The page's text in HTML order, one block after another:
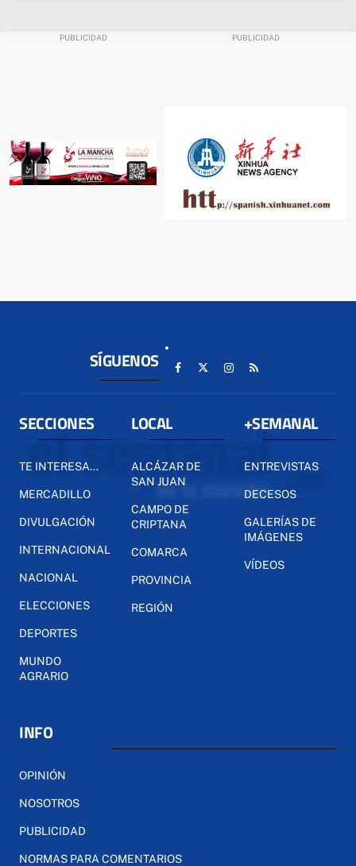
SÍGUENOS
SECCIONES
TE INTERESA...
MERCADILLO
DIVULGACIÓN
INTERNACIONAL
NACIONAL
ELECCIONES
DEPORTES
MUNDO
AGRARIO
LOCAL
ALCÁZAR DE
SAN JUAN
CAMPO DE
CRIPTANA
COMARCA
PROVINCIA
REGIÓN
+SEMANAL
ENTREVISTAS
DECESOS
GALERÍAS DE
IMÁGENES
VÍDEOS
INFO
OPINIÓN
NOSOTROS
PUBLICIDAD
NORMAS PARA COMENTARIOS